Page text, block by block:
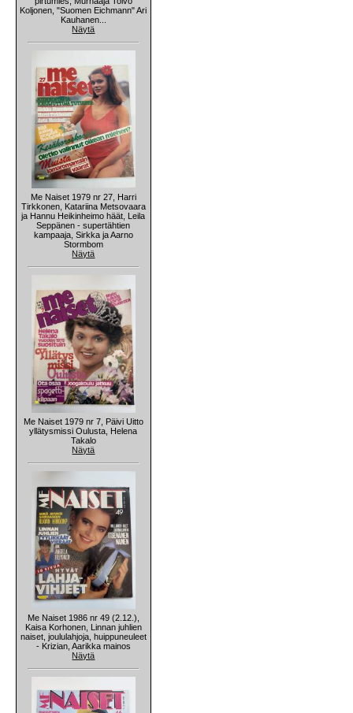
Koljonen, "Suomen Eichmann" Ari
Kauhanen...
Näytä
Me Naiset 1979 nr 27, Harri
Tirkkonen, Katariina Metsovaara
ja Hannu Heikinheimo häät, Leila
Seppänen - supertähtien
kampaaja, Sirkka ja Aarno
Stormbom
Näytä
Me Naiset 1979 nr 7, Päivi Uitto
yllätysmissi Oulusta, Helena
Takalo
Näytä
Me Naiset 1986 nr 49 (2.12.),
Kaisa Korhonen, Linnan juhlien
naiset, joululahjoja, huippuneuleet
- Krizian, Aarikka mainos
Näytä